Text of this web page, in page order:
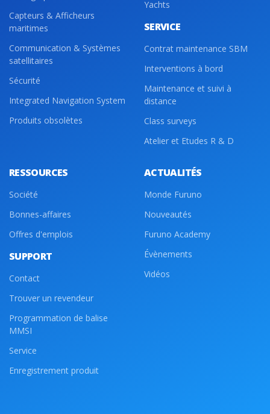
Capteurs & Afficheurs
maritimes
Communication & Systèmes
satellitaires
Sécurité
Integrated Navigation System
Produits obsolètes
Yachts
SERVICE
Contrat maintenance SBM
Interventions à bord
Maintenance et suivi à
distance
Class surveys
Atelier et Etudes R & D
RESSOURCES
Société
Bonnes-affaires
Offres d'emplois
SUPPORT
Contact
Trouver un revendeur
Programmation de balise
MMSI
Service
Enregistrement produit
ACTUALITÉS
Monde Furuno
Nouveautés
Furuno Academy
Évènements
Vidéos